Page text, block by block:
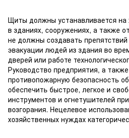
Щиты должны устанавливается
в зданиях, сооружениях, а также
не должны создавать
эвакуации людей из здания во
дверей или работе
Руководство предприятия, а
противопожарную безопасность
обеспечить быстрое, легкое и
инструментов и огнетушителей
возгорания. Нецелевое
хозяйственных нуждах